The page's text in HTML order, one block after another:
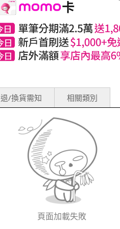
退/換貨需知 相關類別
頁面加載失敗